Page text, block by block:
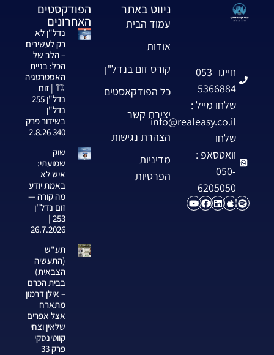
חייגו 053-
5366884
שלחו מייל :
info@realeasy.co.il
שלחו
וואטסאפ :
050-
6205050
ניווט באתר
עמוד הבית
אודות
קורס זום בנדל"ן
כל הפודקאסטים
יצירת קשר
הצהרת נגישות
מדיניות
הפרטיות
הפודקסטים
האחרונים
נדל"ן לא
רק לעשירים
– הלב של
הכל: בניית
האסטרטגיה
🏗️ | זום
נדל"ן 255
נדל"ן
בשידור פרק
340 2.8.26
שוק
שמועתי:
איש לא
באמת יודע
מה קורה —
זום נדל"ן
253 |
26.7.2026
תע"ש
(התעשיה
הצבאית)
בבית הכרם
– אילן דרמון
מתארח
אצל אפרים
שלאין וצחי
קווטינסקי
פרק 33